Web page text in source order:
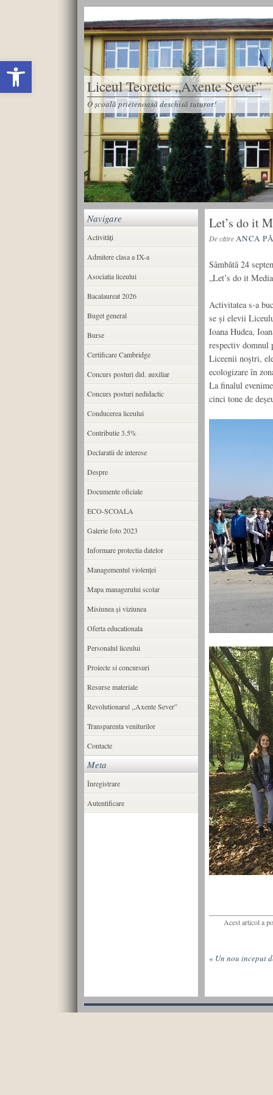
Deschide bara de unelte
Liceul Teoretic „Axente Sever”
O școală prietenoasă deschisă tuturor!
Let’s do it
De cătreANCA
Sâmbătă 24
„Let’s do it
Activitatea s-a
se şi elevii
Ioana Hudea,
respectiv domnul
Liceenii noştri,
ecologizare în
La finalul
cinci tone de
Acest articol a
« Un nou inceput
Navigare
Activități
Admitere clasa a IX-a
Asociatia liceului
Bacalaureat 2026
Buget general
Burse
Certificare Cambridge
Concurs posturi did. auxiliar
Concurs posturi nedidactic
Conducerea liceului
Contributie 3.5%
Declaratii de interese
Despre
Documente oficiale
ECO-SCOALA
Galerie foto 2023
Informare protectia datelor
Managementul violenței
Mapa managerului scolar
Misiunea şi viziunea
Oferta educationala
Personalul liceului
Proiecte si concursuri
Resurse materiale
Revolutionarul ,,Axente Sever”
Transparenta veniturilor
Contacte
Meta
Înregistrare
Autentificare